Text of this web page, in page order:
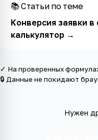
📚 Статьи по теме
Конверсия заявки
калькулятор→
✓ На проверенных
🔒 Данные не покидают
Нужен